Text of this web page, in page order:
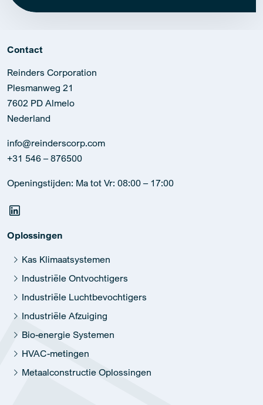
Contact
Reinders Corporation
Plesmanweg 21
7602 PD Almelo
Nederland
info@reinderscorp.com
+31 546 – 876500
Openingstijden: Ma tot Vr: 08:00 – 17:00
Oplossingen
Kas Klimaatsystemen
Industriële Ontvochtigers
Industriële Luchtbevochtigers
Industriële Afzuiging
Bio-energie Systemen
HVAC-metingen
Metaalconstructie Oplossingen